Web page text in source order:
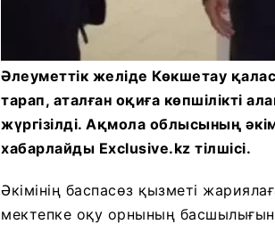
Әлеуметтік желіде Көкшетау
тарап, аталған оқиға көпшілікті
жүргізілді. Ақмола облысының
хабарлайды Exclusive.kz тілшісі.
Әкімінің баспасөз қызметі
мектепке оқу орнының